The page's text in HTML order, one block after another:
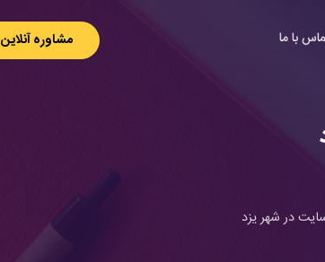
با ما مشاوره آنلاین
در شهر یزد